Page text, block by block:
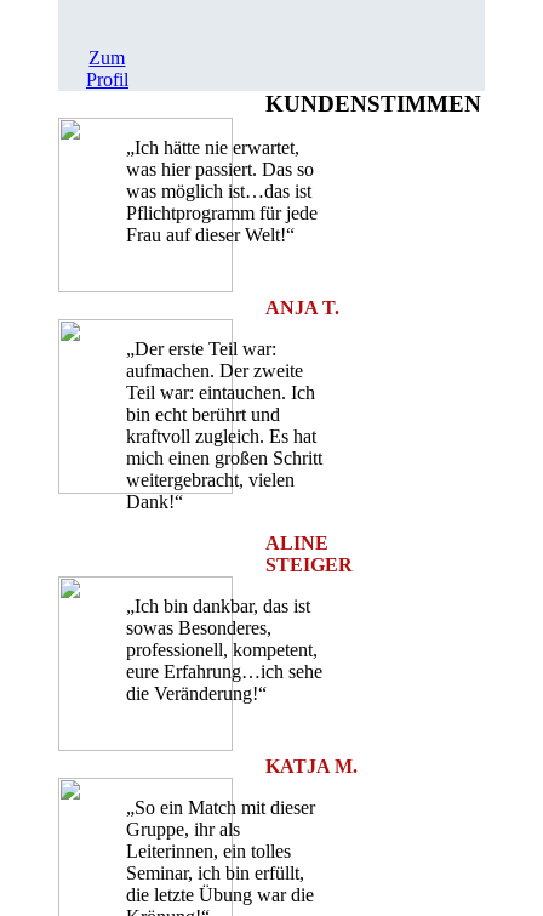
Zum
Profil
KUNDENSTIMMEN
„Ich hätte nie erwartet,
was hier passiert. Das so
was möglich ist…das ist
Pflichtprogramm für jede
Frau auf dieser Welt!“
ANJA T.
„Der erste Teil war:
aufmachen. Der zweite
Teil war: eintauchen. Ich
bin echt berührt und
kraftvoll zugleich. Es hat
mich einen großen Schritt
weitergebracht, vielen
Dank!“
ALINE
STEIGER
„Ich bin dankbar, das ist
sowas Besonderes,
professionell, kompetent,
eure Erfahrung…ich sehe
die Veränderung!“
KATJA M.
„So ein Match mit dieser
Gruppe, ihr als
Leiterinnen, ein tolles
Seminar, ich bin erfüllt,
die letzte Übung war die